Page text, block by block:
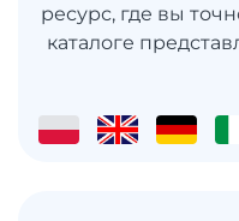
ресурс, где вы
каталоге